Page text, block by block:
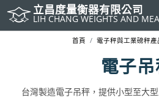
立昌度量衡器有限公司
LIH CHANG WEIGHTS AND
首頁 電子秤與工業磅秤產
電子
台灣製造電子吊秤，提供小型至大